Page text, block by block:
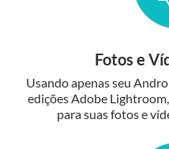
Fotos e
Usando apenas seu
edições Adobe
para suas fotos e